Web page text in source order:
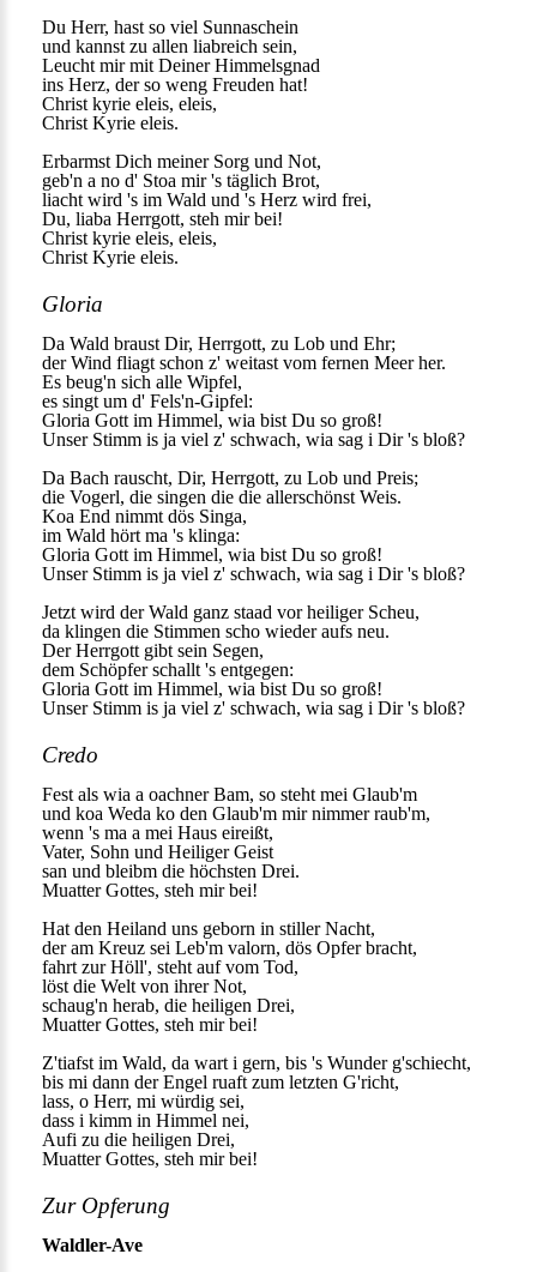
Du Herr, hast so viel Sunnaschein
und kannst zu allen liabreich sein,
Leucht mir mit Deiner Himmelsgnad
ins Herz, der so weng Freuden hat!
Christ kyrie eleis, eleis,
Christ Kyrie eleis.
Erbarmst Dich meiner Sorg und Not,
geb'n a no d' Stoa mir 's täglich Brot,
liacht wird 's im Wald und 's Herz wird frei,
Du, liaba Herrgott, steh mir bei!
Christ kyrie eleis, eleis,
Christ Kyrie eleis.
Gloria
Da Wald braust Dir, Herrgott, zu Lob und Ehr;
der Wind fliagt schon z' weitast vom fernen Meer her.
Es beug'n sich alle Wipfel,
es singt um d' Fels'n-Gipfel:
Gloria Gott im Himmel, wia bist Du so groß!
Unser Stimm is ja viel z' schwach, wia sag i Dir 's bloß?
Da Bach rauscht, Dir, Herrgott, zu Lob und Preis;
die Vogerl, die singen die die allerschönst Weis.
Koa End nimmt dös Singa,
im Wald hört ma 's klinga:
Gloria Gott im Himmel, wia bist Du so groß!
Unser Stimm is ja viel z' schwach, wia sag i Dir 's bloß?
Jetzt wird der Wald ganz staad vor heiliger Scheu,
da klingen die Stimmen scho wieder aufs neu.
Der Herrgott gibt sein Segen,
dem Schöpfer schallt 's entgegen:
Gloria Gott im Himmel, wia bist Du so groß!
Unser Stimm is ja viel z' schwach, wia sag i Dir 's bloß?
Credo
Fest als wia a oachner Bam, so steht mei Glaub'm
und koa Weda ko den Glaub'm mir nimmer raub'm,
wenn 's ma a mei Haus eireißt,
Vater, Sohn und Heiliger Geist
san und bleibm die höchsten Drei.
Muatter Gottes, steh mir bei!
Hat den Heiland uns geborn in stiller Nacht,
der am Kreuz sei Leb'm valorn, dös Opfer bracht,
fahrt zur Höll', steht auf vom Tod,
löst die Welt von ihrer Not,
schaug'n herab, die heiligen Drei,
Muatter Gottes, steh mir bei!
Z'tiafst im Wald, da wart i gern, bis 's Wunder g'schiecht,
bis mi dann der Engel ruaft zum letzten G'richt,
lass, o Herr, mi würdig sei,
dass i kimm in Himmel nei,
Aufi zu die heiligen Drei,
Muatter Gottes, steh mir bei!
Zur Opferung
Waldler-Ave